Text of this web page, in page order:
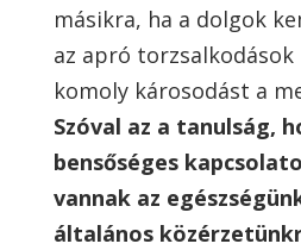
másikra, ha a dolgok
az apró torzsalkodások
komoly károsodást a
Szóval az a tanulság,
bensőséges
vannak az
általános